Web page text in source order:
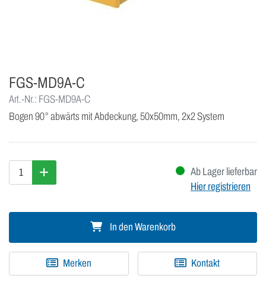
FGS-MD9A-C
Art.-Nr.: FGS-MD9A-C
Bogen 90° abwärts mit Abdeckung, 50x50mm, 2x2 System
Ab Lager lieferbar
Hier registrieren
In den Warenkorb
Merken Kontakt